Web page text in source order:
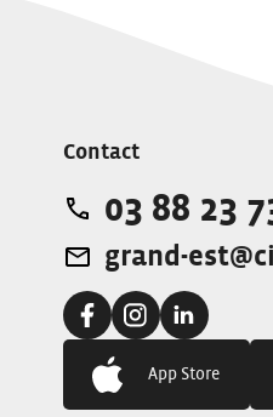
Contact
Téléphone:
03 88 23
Adresse e-mail:
grand-
Facebook:Instagram:Linkedin:
App Store